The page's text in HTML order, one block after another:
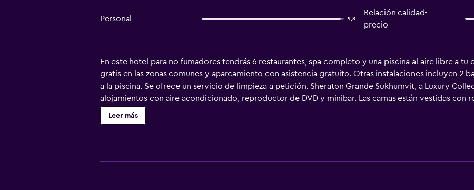
Personal 9,8
Relación calidad-
precio
En este hotel para no fumadores tendrás 6 restaurantes, spa completo y una piscina al aire libre a
gratis en las zonas comunes y aparcamiento con asistencia gratuito. Otras instalaciones incluyen 2
a la piscina. Se ofrece un servicio de limpieza a petición. Sheraton Grande Sukhumvit, a Luxury
alojamientos con aire acondicionado, reproductor de DVD y minibar. Las camas están vestidas con
destacar que este alojamiento permite a sus clientes elegir el tipo de almohada. Se ofrece televisión
y películas de pago. Los baños están dotados de albornoces, zapatillas, artículos de higiene
Leer más